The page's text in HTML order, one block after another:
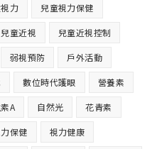
力 兒童視力保健
兒童近視 兒童近視控制
弱視預防 戶外活動
數位時代護眼 營養素
A 自然光 花青素
保健 視力健康